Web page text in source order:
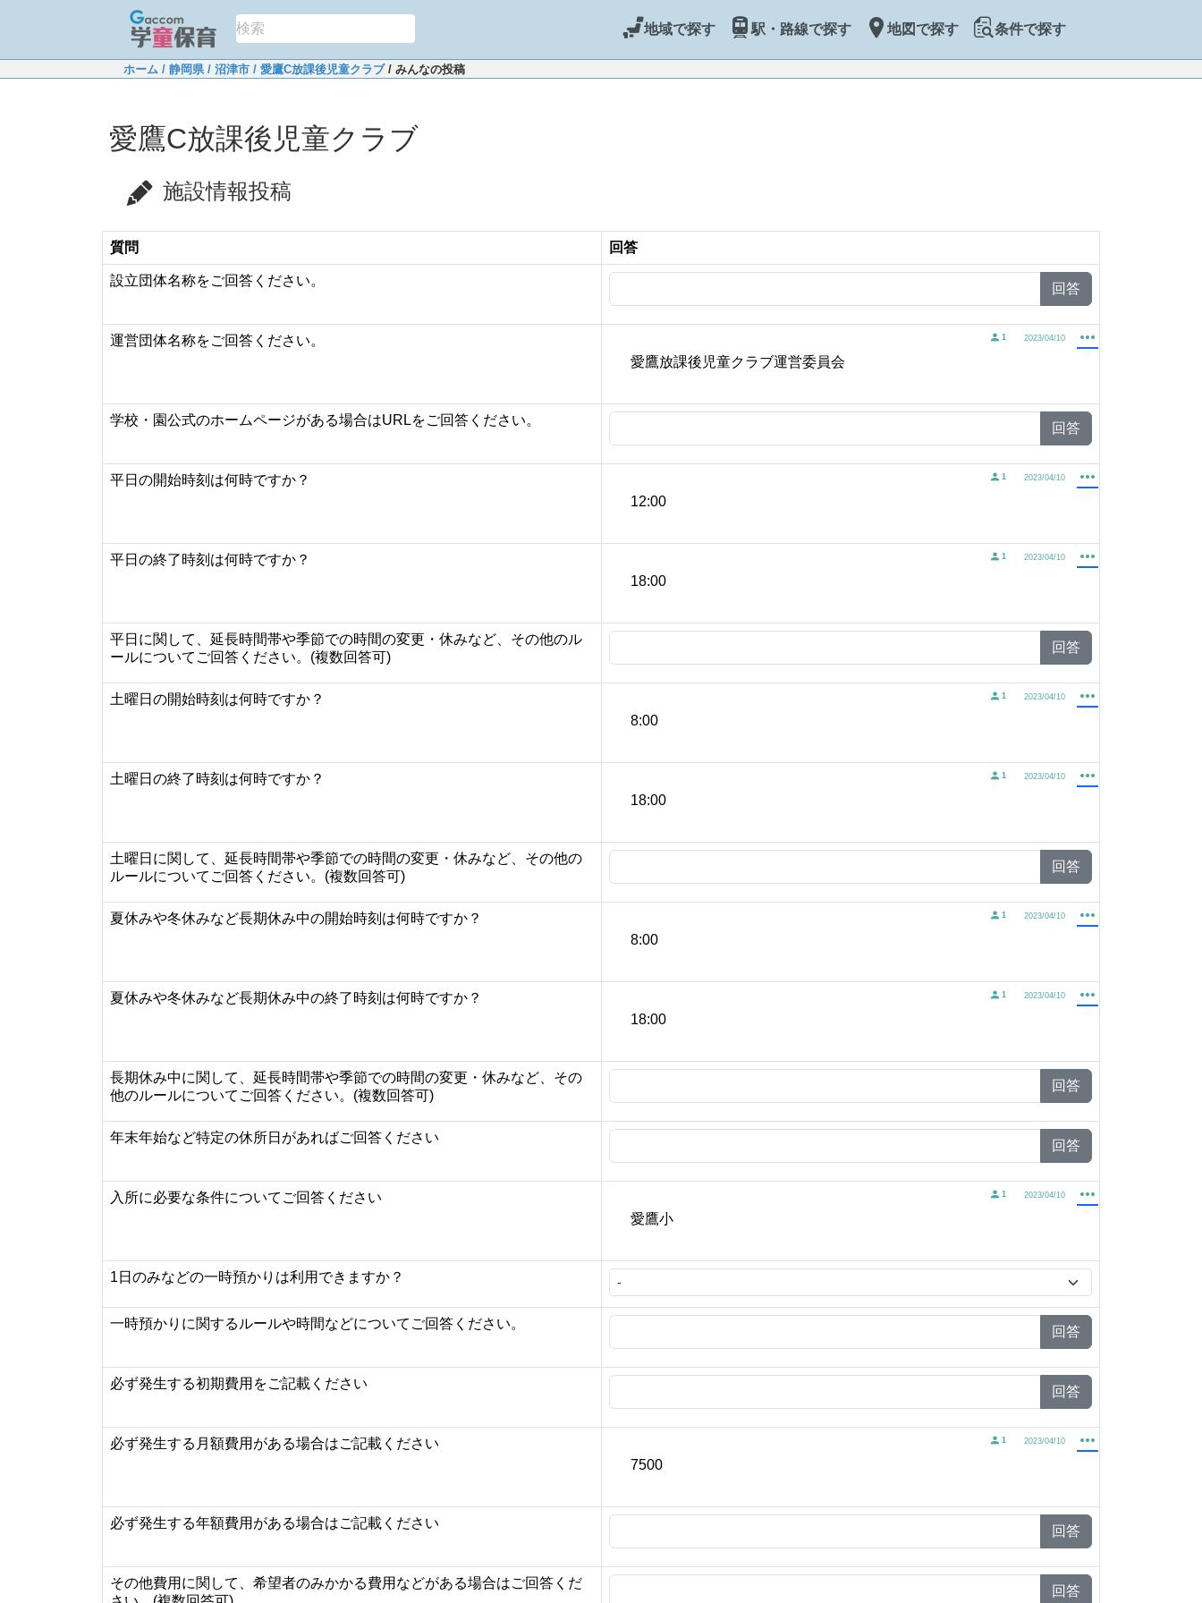
地域で探す 駅・路線で探す 地図で探す 条件で探す
ホーム / 静岡県/ 沼津市 / 愛鷹C放課後児童クラブ/ みんなの投稿
愛鷹C放課後児童クラブ
施設情報投稿
質問 回答
設立団体名称をご回答ください。
回答
運営団体名称をご回答ください。 1 2023/04/10
愛鷹放課後児童クラブ運営委員会
学校・園公式のホームページがある場合はURLをご回答ください。
回答
平日の開始時刻は何時ですか？ 1 2023/04/10
12:00
平日の終了時刻は何時ですか？ 1 2023/04/10
18:00
平日に関して、延長時間帯や季節での時間の変更・休みなど、その他のル
ールについてご回答ください。(複数回答可)
回答
土曜日の開始時刻は何時ですか？ 1 2023/04/10
8:00
土曜日の終了時刻は何時ですか？ 1 2023/04/10
18:00
土曜日に関して、延長時間帯や季節での時間の変更・休みなど、その他の
ルールについてご回答ください。(複数回答可)
回答
夏休みや冬休みなど長期休み中の開始時刻は何時ですか？ 1 2023/04/10
8:00
夏休みや冬休みなど長期休み中の終了時刻は何時ですか？ 1 2023/04/10
18:00
長期休み中に関して、延長時間帯や季節での時間の変更・休みなど、その
他のルールについてご回答ください。(複数回答可)
回答
年末年始など特定の休所日があればご回答ください
回答
入所に必要な条件についてご回答ください 1 2023/04/10
愛鷹小
1日のみなどの一時預かりは利用できますか？
一時預かりに関するルールや時間などについてご回答ください。
回答
必ず発生する初期費用をご記載ください
回答
必ず発生する月額費用がある場合はご記載ください 1 2023/04/10
7500
必ず発生する年額費用がある場合はご記載ください
回答
その他費用に関して、希望者のみかかる費用などがある場合はご回答くだ
回答